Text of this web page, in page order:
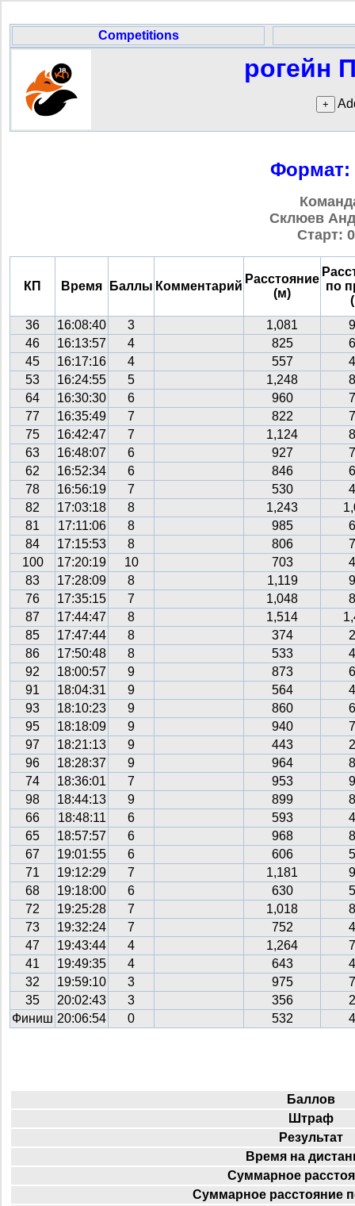
Competitions
рогейн
Формат:
Склюев
Старт:
КП Время Баллы Комментарий
Расстояние
(м)
по
36
16:08:40 3 1,081
46
16:13:57 4 825
45
16:17:16 4 557
53
16:24:55 5 1,248
64
16:30:30 6 960
77
16:35:49 7 822
75
16:42:47 7 1,124
63
16:48:07 6 927
62
16:52:34 6 846
78
16:56:19 7 530
82
17:03:18 8 1,243
81
17:11:06 8 985
84
17:15:53 8 806
100
17:20:19 10 703
83
17:28:09 8 1,119
76
17:35:15 7 1,048
87
17:44:47 8 1,514
85
17:47:44 8 374
86
17:50:48 8 533
92
18:00:57 9 873
91
18:04:31 9 564
93
18:10:23 9 860
95
18:18:09 9 940
97
18:21:13 9 443
96
18:28:37 9 964
74
18:36:01 7 953
98
18:44:13 9 899
66
18:48:11 6 593
65
18:57:57 6 968
67
19:01:55 6 606
71
19:12:29 7 1,181
68
19:18:00 6 630
72
19:25:28 7 1,018
73
19:32:24 7 752
47
19:43:44 4 1,264
41
19:49:35 4 643
32
19:59:10 3 975
35
20:02:43 3 356
Финиш 20:06:54 0 532
Баллов
Штраф
Результат
Время на
Суммарное
Суммарное расстояние